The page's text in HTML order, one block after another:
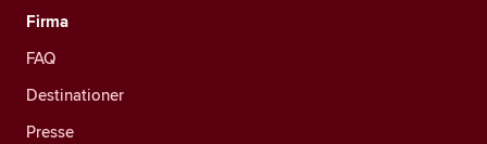
Firma
FAQ
Destinationer
Presse